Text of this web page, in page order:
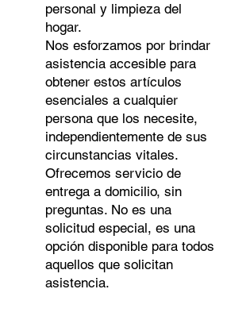
personal y limpieza del
hogar.
Nos esforzamos por brindar
asistencia accesible para
obtener estos artículos
esenciales a cualquier
persona que los necesite,
independientemente de sus
circunstancias vitales.
Ofrecemos servicio de
entrega a domicilio, sin
preguntas. No es una
solicitud especial, es una
opción disponible para todos
aquellos que solicitan
asistencia.